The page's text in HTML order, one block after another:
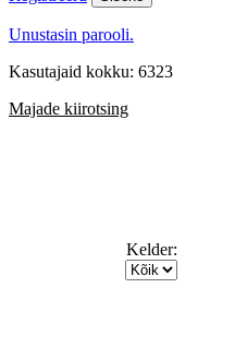
Unustasin parooli.
Kasutajaid kokku: 6323
Majade kiirotsing
Kelder: